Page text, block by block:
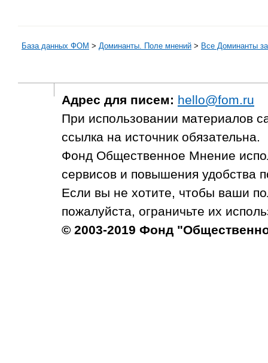
База данных ФОМ > Доминанты. Поле мнений > Все Доминанты
Адрес для писем: hello@fom.ru
При использовании материалов
ссылка на источник обязательна.
Фонд Общественное Мнение
сервисов и повышения удобства
Если вы не хотите, чтобы ваши
пожалуйста, ограничьте их
© 2003-2019 Фонд